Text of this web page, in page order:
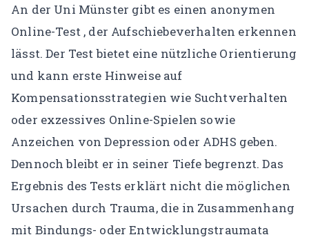
An der Uni Münster gibt es einen anonymen
Online-Test , der Aufschiebeverhalten erkennen
lässt. Der Test bietet eine nützliche Orientierung
und kann erste Hinweise auf
Kompensationsstrategien wie Suchtverhalten
oder exzessives Online-Spielen sowie
Anzeichen von Depression oder ADHS geben.
Dennoch bleibt er in seiner Tiefe begrenzt. Das
Ergebnis des Tests erklärt nicht die möglichen
Ursachen durch Trauma, die in Zusammenhang
mit Bindungs- oder Entwicklungstraumata